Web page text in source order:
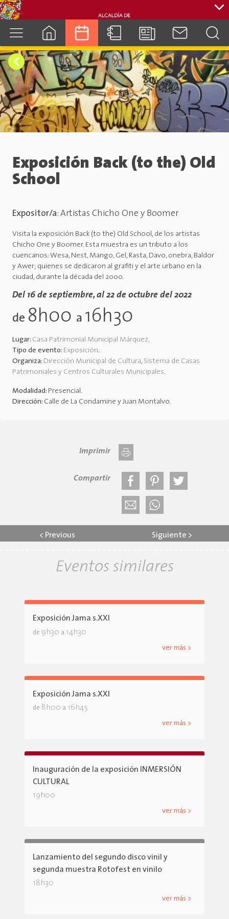
cuenca.gob.ec
Exposición Back (to the) Old
School
Expositor/a: Artistas Chicho One y Boomer
Visita la exposición Back (to the) Old School, de los artistas
Chicho One y Boomer. Esta muestra es un tributo a los
cuencanos: Wesa, Nest, Mango, Gel, Rasta, Davo, onebra, Baldor
y Awer; quienes se dedicaron al grafiti y el arte urbano en la
ciudad, durante la década del 2000.
Del 16 de septiembre, al 22 de octubre del 2022
de 8h00 a 16h30
Lugar: Casa Patrimonial Municipal Márquez.
Tipo de evento: Exposición.
Organiza: Dirección Municipal de Cultura, Sistema de Casas
Patrimoniales y Centros Culturales Municipales.
Modalidad: Presencial.
Dirección: Calle de La Condamine y Juan Montalvo.
Imprimir
Compartir
< Previous Siguiente >
Eventos similares
Exposición Jama s.XXI
de 9h30 a 14h30
ver más >
Exposición Jama s.XXI
de 8h00 a 16h45
ver más >
Inauguración de la exposición INMERSIÓN
CULTURAL
19h00
ver más >
Lanzamiento del segundo disco vinil y
segunda muestra Rotofest en vinilo
18h30
ver más >